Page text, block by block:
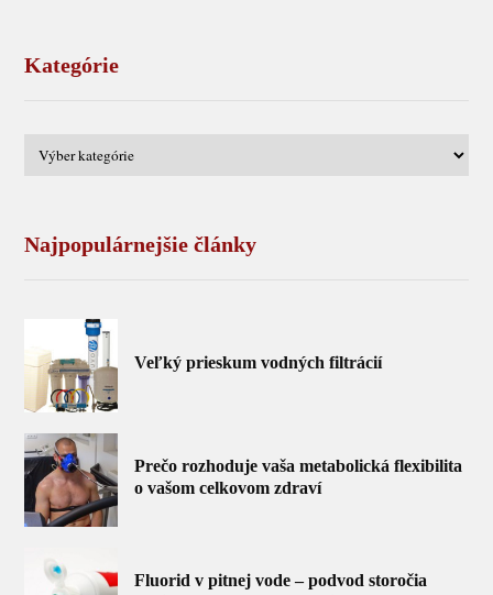
Kategórie
Najpopulárnejšie články
Veľký prieskum vodných filtrácií
Prečo rozhoduje vaša metabolická flexibilita
o vašom celkovom zdraví
Fluorid v pitnej vode – podvod storočia